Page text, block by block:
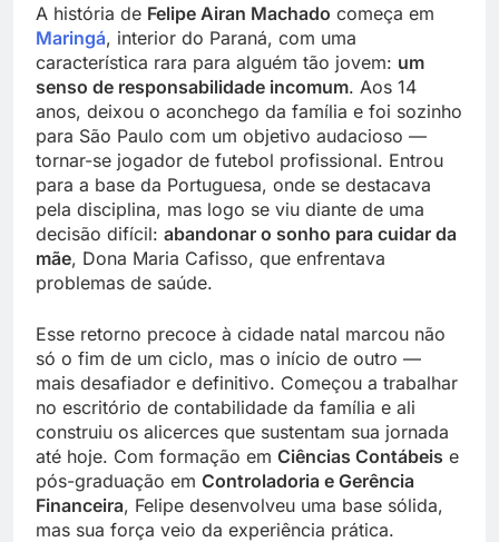
A história de Felipe Airan Machado começa em
Maringá, interior do Paraná, com uma
característica rara para alguém tão jovem: um
senso de responsabilidade incomum. Aos 14
anos, deixou o aconchego da família e foi sozinho
para São Paulo com um objetivo audacioso —
tornar-se jogador de futebol profissional. Entrou
para a base da Portuguesa, onde se destacava
pela disciplina, mas logo se viu diante de uma
decisão difícil: abandonar o sonho para cuidar da
mãe, Dona Maria Cafisso, que enfrentava
problemas de saúde.
Esse retorno precoce à cidade natal marcou não
só o fim de um ciclo, mas o início de outro —
mais desafiador e definitivo. Começou a trabalhar
no escritório de contabilidade da família e ali
construiu os alicerces que sustentam sua jornada
até hoje. Com formação em Ciências Contábeis e
pós-graduação em Controladoria e Gerência
Financeira, Felipe desenvolveu uma base sólida,
mas sua força veio da experiência prática.